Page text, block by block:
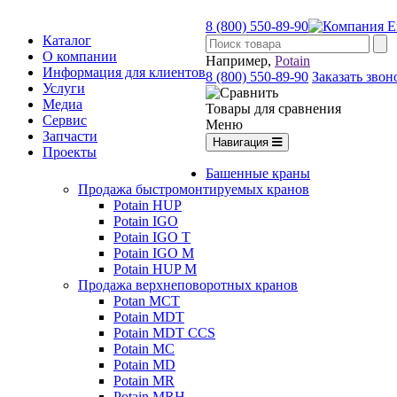
Каталог
О компании
Информация для клиентов
Услуги
Медиа
Сервис
Запчасти
Проекты
8 (800) 550-89-90
Например, Potain
8 (800) 550-89-90 Заказать
Товары для сравнения
Меню
Навигация
Башенные краны
Продажа быстромонтируемых кранов
Potain HUP
Potain IGO
Potain IGO T
Potain IGO M
Potain HUP M
Продажа верхнеповоротных кранов
Potan MCT
Potain MDT
Potain MDT CCS
Potain MC
Potain MD
Potain MR